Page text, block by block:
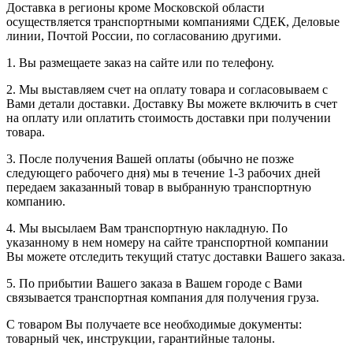
Доставка в регионы кроме Московской области
осуществляется транспортными компаниями СДЕК, Деловые
линии, Почтой России, по согласованию другими.
1. Вы размещаете заказ на сайте или по телефону.
2. Мы выставляем счет на оплату товара и согласовываем с
Вами детали доставки. Доставку Вы можете включить в счет
на оплату или оплатить стоимость доставки при получении
товара.
3. После получения Вашей оплаты (обычно не позже
следующего рабочего дня) мы в течение 1-3 рабочих дней
передаем заказанный товар в выбранную транспортную
компанию.
4. Мы высылаем Вам транспортную накладную. По
указанному в нем номеру на сайте транспортной компании
Вы можете отследить текущий статус доставки Вашего заказа.
5. По прибытии Вашего заказа в Вашем городе с Вами
связывается транспортная компания для получения груза.
С товаром Вы получаете все необходимые документы:
товарный чек, инструкции, гарантийные талоны.